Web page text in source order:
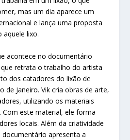
mas um dia aparece um
e lança uma proposta
lixo.
acontece no documentário
que retrata o trabalho do artista
dos catadores do lixão de
de Janeiro. Vik cria obras de arte,
utilizando os materiais
Com este material, ele forma
locais. Além da criatividade
apresenta a